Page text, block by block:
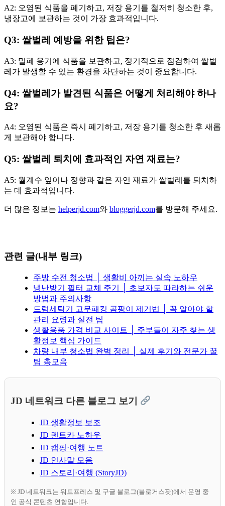
A2: 오염된 식품을 폐기하고, 저장 용기를 철저히 청소한 후,
냉장고에 보관하는 것이 가장 효과적입니다.
Q3: 쌀벌레 예방을 위한 팁은?
A3: 밀폐 용기에 식품을 보관하고, 정기적으로 점검하여 쌀벌
레가 발생할 수 있는 환경을 차단하는 것이 중요합니다.
Q4: 쌀벌레가 발견된 식품은 어떻게 처리해야 하나
요?
A4: 오염된 식품은 즉시 폐기하고, 저장 용기를 청소한 후 새롭
게 보관해야 합니다.
Q5: 쌀벌레 퇴치에 효과적인 자연 재료는?
A5: 월계수 잎이나 정향과 같은 자연 재료가 쌀벌레를 퇴치하
는 데 효과적입니다.
더 많은 정보는 helperjd.com와 bloggerjd.com를 방문해 주세요.
관련 글(내부 링크)
주방 수전 청소법 │ 생활비 아끼는 실속 노하우
냉난방기 필터 교체 주기 │ 초보자도 따라하는 쉬운
방법과 주의사항
드럼세탁기 고무패킹 곰팡이 제거법 │ 꼭 알아야 할
관리 요령과 실전 팁
생활용품 가격 비교 사이트 │ 주부들이 자주 찾는 생
활정보 핵심 가이드
차량 내부 청소법 완벽 정리 │ 실제 후기와 전문가 꿀
팁 총모음
JD 네트워크 다른 블로그 보기
JD 생활정보 보조
JD 렌트카 노하우
JD 캠핑·여행 노트
JD 인사말 모음
JD 스토리·여행 (StoryJD)
※ JD 네트워크는 워드프레스 및 구글 블로그(블로거스팟)에서 운영 중
인 공식 콘텐츠 연합입니다.